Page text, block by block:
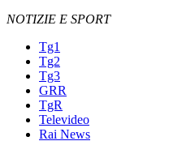
NOTIZIE E SPORT
Tg1
Tg2
Tg3
GRR
TgR
Televideo
Rai News